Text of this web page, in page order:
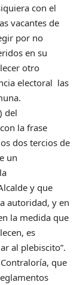
con el
vacantes de
por no
en su
otro
electoral las
del
la frase
dos tercios de
un
y que
autoridad, y en
la medida que
es
al plebiscito”.
que